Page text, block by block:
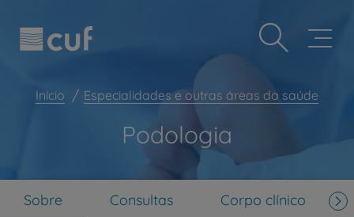
este
inclui
sistema
para
conteúdo
Prevenção e bem-estar
Grandes Áreas da Saúde
Clientes e acompanhantes
CUF Academic Center
Início Especialidades e outras áreas da saúde
Podologia
Sobre Consultas Corpo clínico